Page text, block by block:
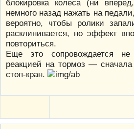
блокировка колеса (ни
немного назад нажать на
вероятно, чтобы ролики
расклинивается, но эффект
повториться.
Еще это сопровождается не
реакцией на тормоз — сначала
стоп-кран.